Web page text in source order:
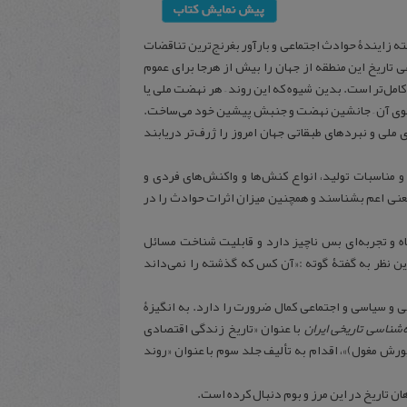
زایندۀ حوادث اجتماعی و بارآور بغرنج‌ترین تناقضات
تاریخ این منطقه از جهان را بیش از هرجا برای عموم
است. بدین شیوه که این روند – هر نهضت ملی یا
آن – جانشین نهضت و جنبش پیشین خود می‌ساخت.
و نبردهای طبقاتی جهان امروز را ژرف‌تر دریابند
و مناسبات تولید، انواع کنش‌ها و واکنش‌های فردی و
اعم بشناسند و همچنین میزان اثرات حوادث را در
و تجربه‌ای بس ناچیز دارد و قابلیت شناخت مسائل
نظر به گفتۀ گوته :«آن کس که گذشته را نمی‌داند
و سیاسی و اجتماعی کمال ضرورت را دارد. به انگیزۀ
تاریخی ایرانبا عنوان «تاریخ زندگی اقتصادی
مغول)»، اقدام به تألیف جلد سوم با عنوان «رون‍د
تاریخ در این مرز و بوم دنبال کرده است.